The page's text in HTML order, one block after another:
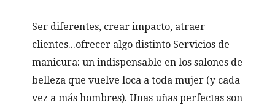
Ser diferentes, crear impacto, atraer
clientes...ofrecer algo distinto Servicios de
manicura: un indispensable en los salones de
belleza que vuelve loca a toda mujer (y cada
vez a más hombres). Unas uñas perfectas son